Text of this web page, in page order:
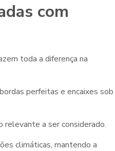
com
toda a diferença na
perfeitas e encaixes sob
relevante a ser considerado.
climáticas, mantendo a